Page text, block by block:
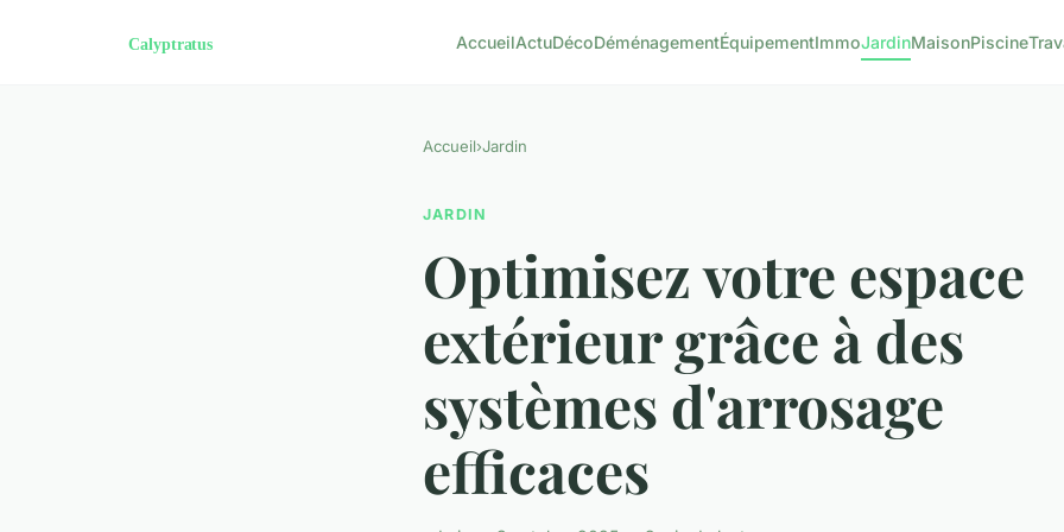
AccueilActuDécoDéménagementÉquipementImmoJardinMaisonPiscine
Accueil›Jardin
JARDIN
Optimisez votre espace
extérieur grâce à des
systèmes d'arrosage
efficaces